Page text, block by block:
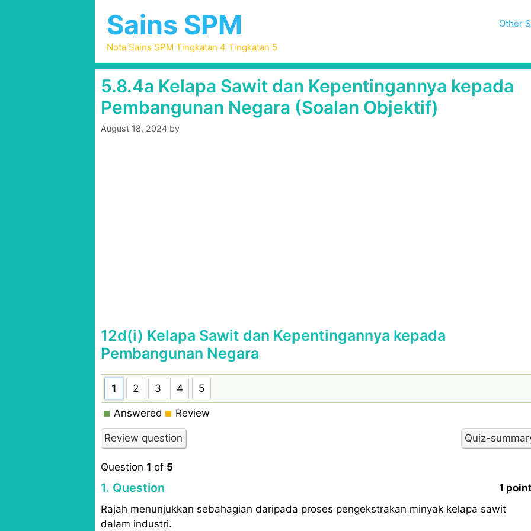
Sains SPM
Nota Sains SPM Tingkatan 4 Tingkatan 5
Other
5.8.4a Kelapa Sawit dan Kepentingannya kepada
Pembangunan Negara (Soalan Objektif)
August 18, 2024 by
12d(i) Kelapa Sawit dan Kepentingannya kepada
Pembangunan Negara
1 2 3 4 5
Answered Review
Question 1 of 5
1. Question
1
Rajah menunjukkan sebahagian daripada proses pengekstrakan minyak kelapa sawit
dalam industri.